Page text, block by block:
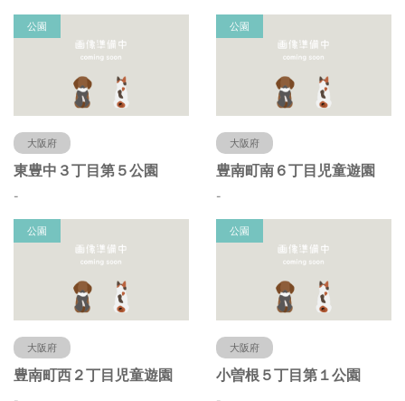
公園
大阪府
東豊中３丁目第５公園
-
公園
大阪府
豊南町南６丁目児童遊園
-
公園
大阪府
豊南町西２丁目児童遊園
公園
大阪府
小曽根５丁目第１公園